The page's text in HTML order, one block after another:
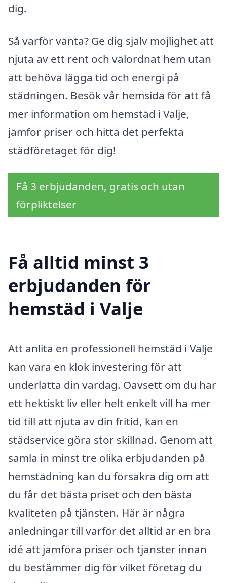
dig.
Så varför vänta? Ge dig själv möjlighet att
njuta av ett rent och välordnat hem utan
att behöva lägga tid och energi på
städningen. Besök vår hemsida för att få
mer information om hemstäd i Valje,
jämför priser och hitta det perfekta
städföretaget för dig!
Få 3 erbjudanden, gratis och utan
förpliktelser
Få alltid minst 3
erbjudanden för
hemstäd i Valje
Att anlita en professionell hemstäd i Valje
kan vara en klok investering för att
underlätta din vardag. Oavsett om du har
ett hektiskt liv eller helt enkelt vill ha mer
tid till att njuta av din fritid, kan en
städservice göra stor skillnad. Genom att
samla in minst tre olika erbjudanden på
hemstädning kan du försäkra dig om att
du får det bästa priset och den bästa
kvaliteten på tjänsten. Här är några
anledningar till varför det alltid är en bra
idé att jämföra priser och tjänster innan
du bestämmer dig för vilket företag du